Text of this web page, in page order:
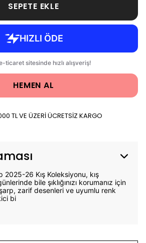
SEPETE EKLE
HEMEN AL
TL VE ÜZERİ ÜCRETSİZ KARGO
2025-26 Kış Koleksiyonu, kış
bile şıklığınızı korumanız için
zarif desenleri ve uyumlu renk
bi